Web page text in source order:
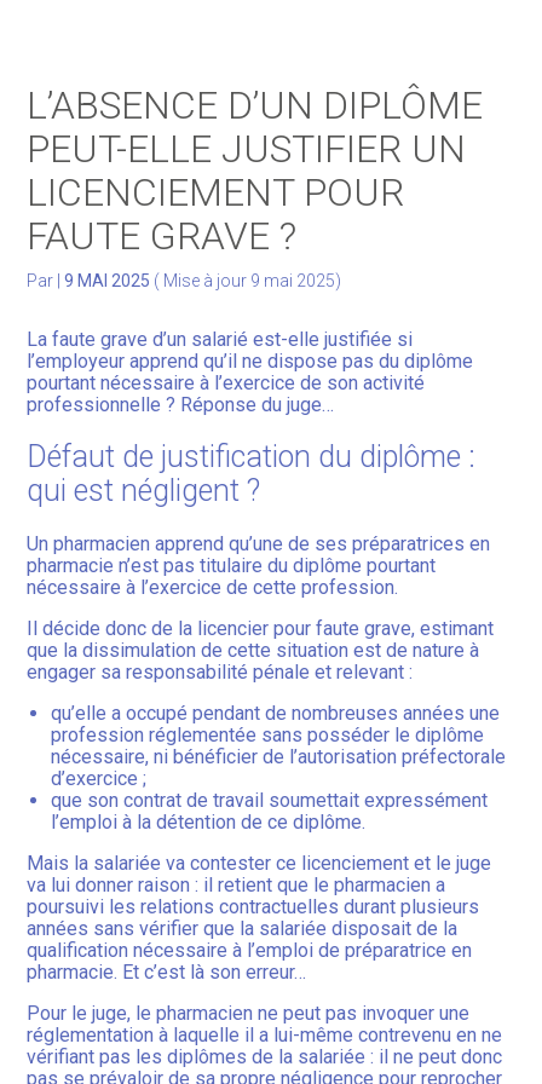
Gérer votre patrimoine
Facturation Électronique
L’ABSENCE D’UN DIPLÔME
PEUT-ELLE JUSTIFIER UN
LICENCIEMENT POUR
FAUTE GRAVE ?
Par |9 MAI 2025 ( Mise à jour 9 mai 2025)
La faute grave d’un salarié est-elle justifiée si
l’employeur apprend qu’il ne dispose pas du diplôme
pourtant nécessaire à l’exercice de son activité
professionnelle ? Réponse du juge…
Défaut de justification du diplôme :
qui est négligent ?
Un pharmacien apprend qu’une de ses préparatrices en
pharmacie n’est pas titulaire du diplôme pourtant
nécessaire à l’exercice de cette profession.
Il décide donc de la licencier pour faute grave, estimant
que la dissimulation de cette situation est de nature à
engager sa responsabilité pénale et relevant :
qu’elle a occupé pendant de nombreuses années une
profession réglementée sans posséder le diplôme
nécessaire, ni bénéficier de l’autorisation préfectorale
d’exercice ;
que son contrat de travail soumettait expressément
l’emploi à la détention de ce diplôme.
Mais la salariée va contester ce licenciement et le juge
va lui donner raison : il retient que le pharmacien a
poursuivi les relations contractuelles durant plusieurs
années sans vérifier que la salariée disposait de la
qualification nécessaire à l’emploi de préparatrice en
pharmacie. Et c’est là son erreur…
Pour le juge, le pharmacien ne peut pas invoquer une
réglementation à laquelle il a lui-même contrevenu en ne
vérifiant pas les diplômes de la salariée : il ne peut donc
pas se prévaloir de sa propre négligence pour reprocher